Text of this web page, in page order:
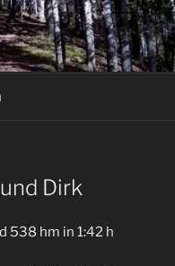
Dirk
538 hm in 1:42 h